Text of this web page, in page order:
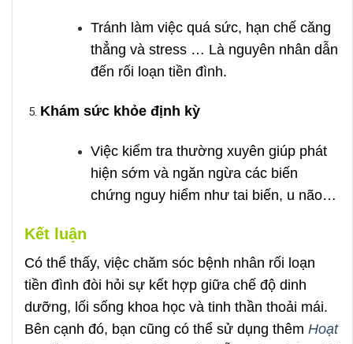
Tránh làm việc quá sức, hạn chế căng
thẳng và stress … Là nguyên nhân dẫn
đến rối loạn tiền đình.
Khám sức khỏe định kỳ
Việc kiểm tra thường xuyên giúp phát
hiện sớm và ngăn ngừa các biến
chứng nguy hiểm như tai biến, u não…
Kết luận
Có thể thấy, việc chăm sóc bệnh nhân rối loạn
tiền đình đòi hỏi sự kết hợp giữa chế độ dinh
dưỡng, lối sống khoa học và tinh thần thoải mái.
Bên cạnh đó, bạn cũng có thể sử dụng thêm Hoạt